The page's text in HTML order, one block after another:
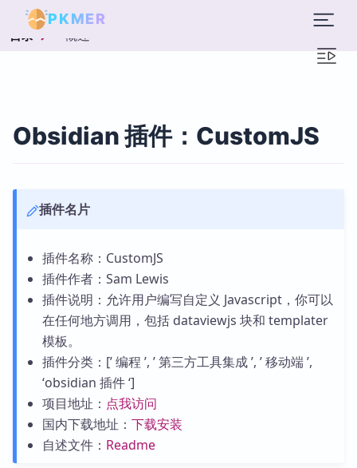
PKMER
目录 概述
Obsidian 插件：CustomJS
插件名片
插件名称：CustomJS
插件作者：Sam Lewis
插件说明：允许用户编写自定义 Javascript，你可以
在任何地方调用，包括 dataviewjs 块和 templater
模板。
插件分类：[’ 编程 ’, ’ 第三方工具集成 ’, ’ 移动端 ’,
‘obsidian 插件 ‘]
项目地址： 点我访问
国内下载地址： 下载安装
自述文件： Readme